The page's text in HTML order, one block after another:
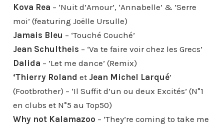
Kova Rea – ‘Nuit d’Amour’, ‘Annabelle’ & ’Serre
moi’ (featuring Joëlle Ursulle)
Jamais Bleu – ‘Touché Couché’
Jean Schultheis – ‘Va te faire voir chez les Grecs’
Dalida – ’Let me dance’ (Remix)
‘Thierry Roland et Jean Michel Larqué’
(Footbrother) – ‘Il Suffit d’un ou deux Excités’ (N°1
en clubs et N°5 au Top50)
Why not Kalamazoo – ‘They’re coming to take me